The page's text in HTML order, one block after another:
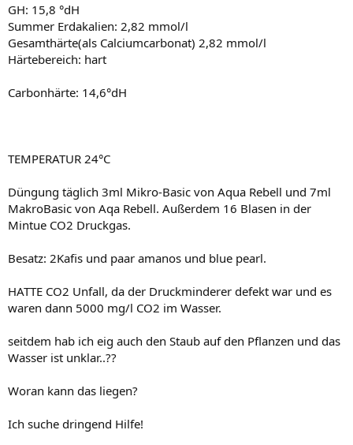
GH: 15,8 °dH
Summer Erdakalien: 2,82 mmol/l
Gesamthärte(als Calciumcarbonat) 2,82 mmol/l
Härtebereich: hart
Carbonhärte: 14,6°dH
TEMPERATUR 24°C
Düngung täglich 3ml Mikro-Basic von Aqua Rebell und 7ml
MakroBasic von Aqa Rebell. Außerdem 16 Blasen in der
Mintue CO2 Druckgas.
Besatz: 2Kafis und paar amanos und blue pearl.
HATTE CO2 Unfall, da der Druckminderer defekt war und es
waren dann 5000 mg/l CO2 im Wasser.
seitdem hab ich eig auch den Staub auf den Pflanzen und das
Wasser ist unklar..??
Woran kann das liegen?
Ich suche dringend Hilfe!